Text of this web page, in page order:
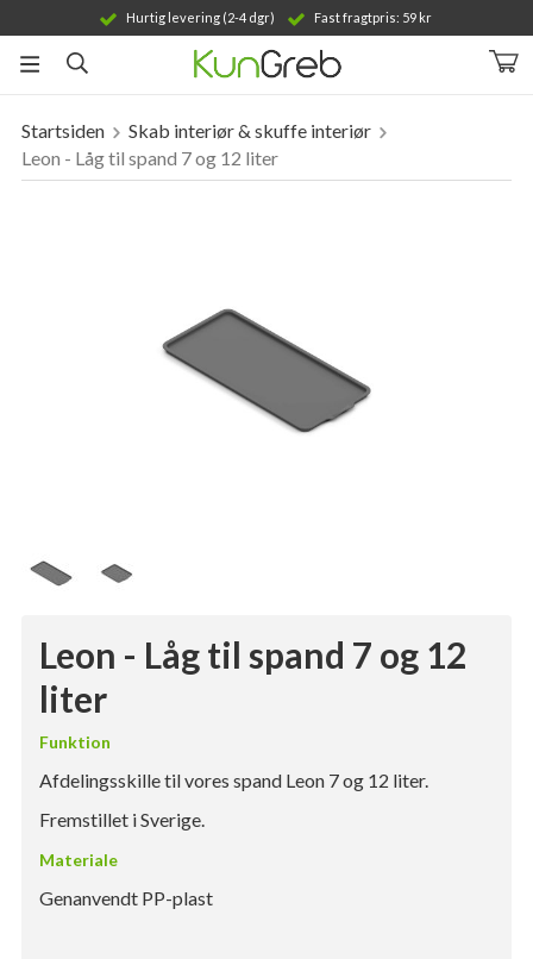
Hurtig levering (2-4 dgr) Fast fragtpris: 59 kr
Produktet er blevet tilføjet til din indkøbskurv
Startsiden
Skab interiør & skuffe interiør
Leon - Låg til spand 7 og 12 liter
Leon - Låg til spand 7 og 12
liter
Funktion
Afdelingsskille til vores spand Leon 7 og 12 liter.
Fremstillet i Sverige.
Materiale
Genanvendt PP-plast